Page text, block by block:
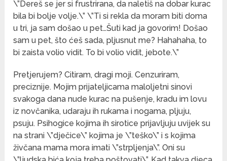
\”Dereš se jer si frustrirana, da naletiš na dobar kurac
bila bi bolje volje.\” \”Ti si rekla da moram biti doma
u tri, ja sam došao u pet…Šuti kad ja govorim! Došao
sam u pet, što ćeš sada, pljusnut me? Hahahaha, to
bi zaista volio vidit. To bi volio vidit, jebote.\”
Pretjerujem? Citiram, dragi moji. Cenzuriram,
preciznije. Mojim prijateljicama maloljetni sinovi
svakoga dana nude kurac na pušenje, kradu im lovu
iz novčanika, udaraju ih rukama i nogama, pljuju,
psuju. Psihogice kojima ih sirotice prijavljuju uvijek su
na strani \”dječice\” kojima je \”teško\” i s kojima
živčana mama mora imati \”strpljenja\”. Oni su